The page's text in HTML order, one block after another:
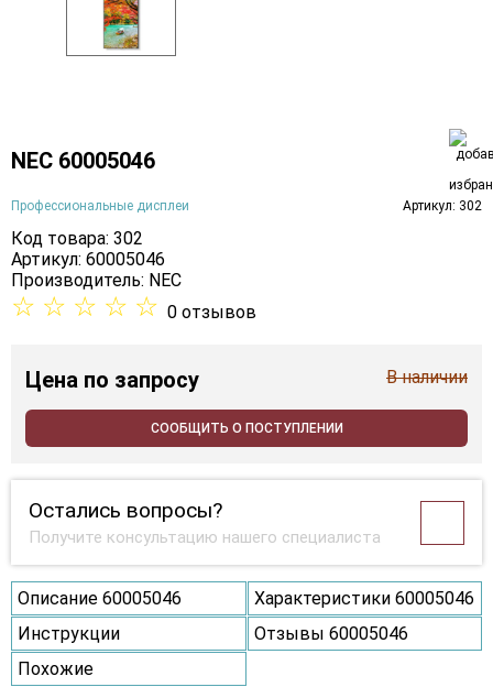
NEC 60005046
Профессиональные дисплеи Артикул: 302
Код товара: 302
Артикул: 60005046
Производитель: NEC
☆ ☆ ☆ ☆ ☆ 0 отзывов
Цена по запросу В наличии
СООБЩИТЬ О ПОСТУПЛЕНИИ
Остались вопросы?
Получите консультацию нашего специалиста
Описание 60005046
Характеристики 60005046
Инструкции
Отзывы 60005046
Похожие